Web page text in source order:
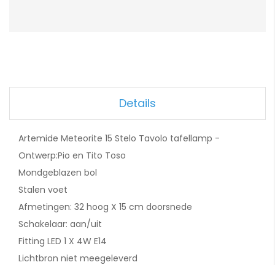
Details
Artemide Meteorite 15 Stelo Tavolo tafellamp -
Ontwerp:Pio en Tito Toso
Mondgeblazen bol
Stalen voet
Afmetingen: 32 hoog X 15 cm doorsnede
Schakelaar: aan/uit
Fitting LED 1 X 4W E14
Lichtbron niet meegeleverd